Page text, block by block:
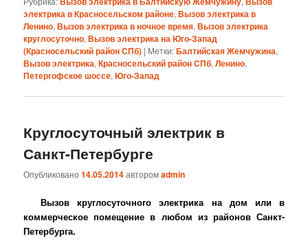
электрика в Красносельском районе,Вызов электрика в
Ленино,Вызов электрика в ночное время,Вызов электрика
круглосуточно,Вызов электрика на Юго-Запад
(Красносельский район СПб) | Метки:Балтийская Жемчужина,
Вызов электрика,Красносельский район СПб,Ленино,
Петергофское шоссе,Юго-Запад
Круглосуточный электрик в
Санкт-Петербурге
Опубликовано14.05.2014авторомadmin
Вызов круглосуточного электрика на дом или в
коммерческое помещение в любом из районов Санкт-
Петербурга.